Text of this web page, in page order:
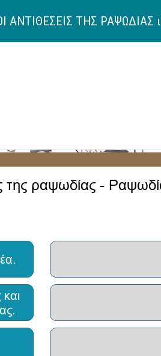
ΑΝΤΙΘΕΣΕΙΣ ΤΗΣ ΡΑΨΩΔΙΑΣ ι